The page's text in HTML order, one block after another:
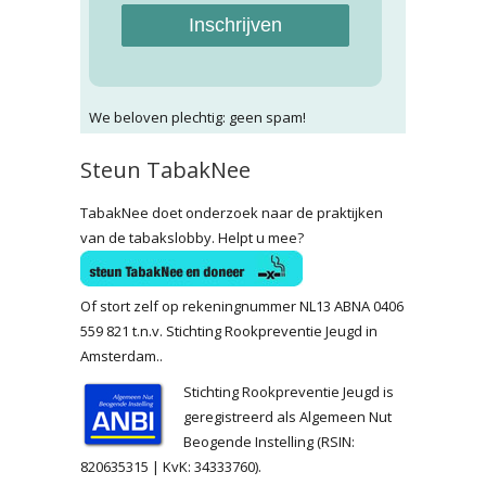
Inschrijven
We beloven plechtig: geen spam!
Steun TabakNee
TabakNee doet onderzoek naar de praktijken
van de tabakslobby. Helpt u mee?
Of stort zelf op rekeningnummer NL13 ABNA 0406
559 821 t.n.v. Stichting Rookpreventie Jeugd in
Amsterdam..
Stichting Rookpreventie Jeugd is
geregistreerd als Algemeen Nut
Beogende Instelling (RSIN:
820635315 | KvK: 34333760).